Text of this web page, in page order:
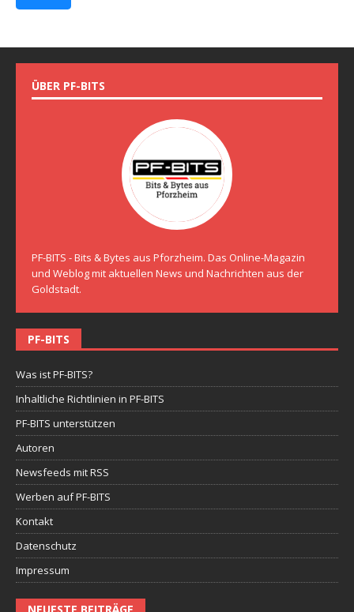
ÜBER PF-BITS
PF-BITS - Bits & Bytes aus Pforzheim. Das Online-Magazin
und Weblog mit aktuellen News und Nachrichten aus der
Goldstadt.
PF-BITS
Was ist PF-BITS?
Inhaltliche Richtlinien in PF-BITS
PF-BITS unterstützen
Autoren
Newsfeeds mit RSS
Werben auf PF-BITS
Kontakt
Datenschutz
Impressum